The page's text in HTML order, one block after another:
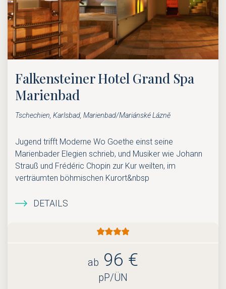
Falkensteiner Hotel Grand Spa
Marienbad
Tschechien, Karlsbad, Marienbad/Mariánské Lázně
Jugend trifft Moderne Wo Goethe einst seine
Marienbader Elegien schrieb, und Musiker wie Johann
Strauß und Frédéric Chopin zur Kur weilten, im
verträumten böhmischen Kurort&nbsp
DETAILS
ab 96 €
pP/ÜN